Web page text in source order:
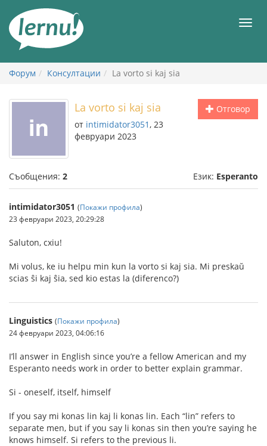
съдържанието
Форум Консултации La vorto si kaj sia
Отговор
La vorto si kaj sia
от intimidator3051, 23
февруари 2023
Съобщения: 2 Език: Esperanto
intimidator3051 (Покажи профила)
23 февруари 2023, 20:29:28
Saluton, cxiu!
Mi volus, ke iu helpu min kun la vorto si kaj sia. Mi preskaŭ
scias ŝi kaj ŝia, sed kio estas la (diferenco?)
Linguistics (Покажи профила)
24 февруари 2023, 04:06:16
I’ll answer in English since you’re a fellow American and my
Esperanto needs work in order to better explain grammar.
Si - oneself, itself, himself
If you say mi konas lin kaj li konas lin. Each “lin” refers to
separate men, but if you say li konas sin then you’re saying he
knows himself. Si refers to the previous li.